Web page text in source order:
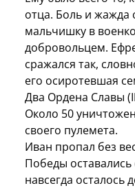
отца. Боль и жажда
мальчишку в
добровольцем.
сражался так,
его осиротевшая
Два Ордена Славы
Около 50
своего пулемета.
Иван пропал без
Победы
навсегда осталось